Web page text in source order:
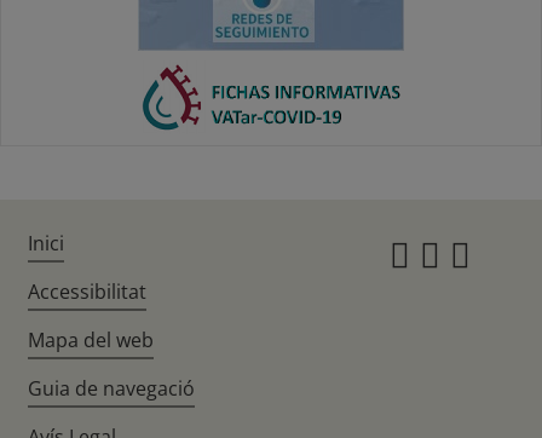
Inici
Accessibilitat
Mapa del web
Guia de navegació